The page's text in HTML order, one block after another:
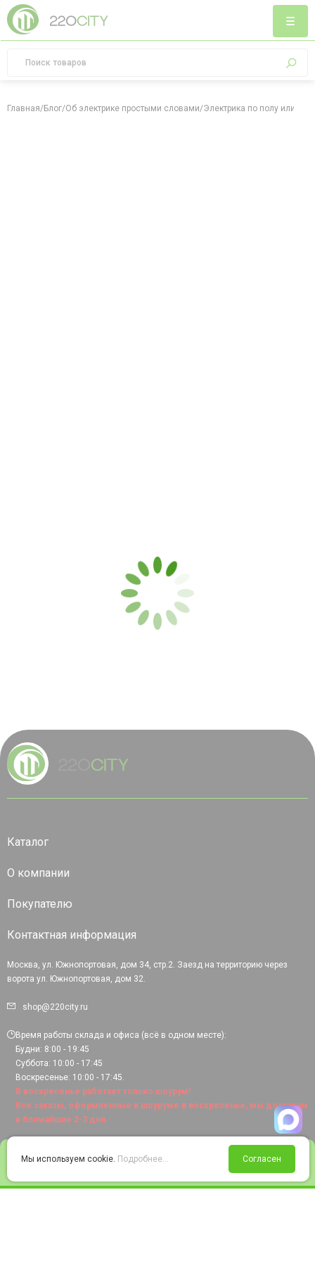
Войти Избранное Корзина
Главная/Блог/Об электрике простыми словами/Электрика по полу или по
Каталог
О компании
Покупателю
Контактная информация
Москва, ул. Южнопортовая, дом 34, стр.2. Заезд на территорию через
ворота ул. Южнопортовая, дом 32.
shop@220city.ru
Время работы склада и офиса (всё в одном месте):
Будни: 8:00 - 19:45
Суббота: 10:00 - 17:45
Воскресенье: 10:00 - 17:45.
В воскресенье работает только шоурум!
Все заказы, оформленные в шоуруме в воскресенье, мы доставим
в ближайшие 2-3 дня.
Мы используем cookie. Подробнее... Согласен